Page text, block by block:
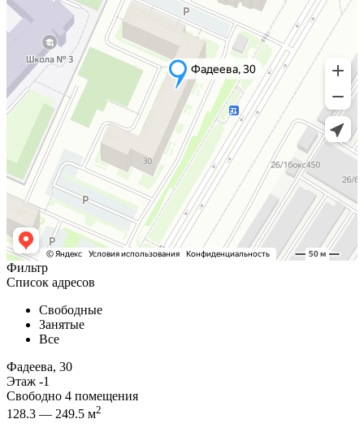
Фильтр
Список адресов
Свободные
Занятые
Все
Фадеева, 30
Этаж -1
Свободно 4 помещения
128.3 — 249.5 м2